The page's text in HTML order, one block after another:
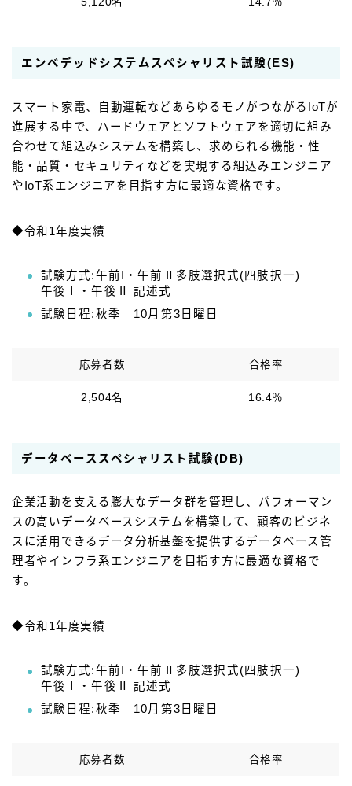
エンベデッドシステムスペシャリスト試験(ES)
スマート家電、自動運転などあらゆるモノがつながるIoTが
進展する中で、ハードウェアとソフトウェアを適切に組み
合わせて組込みシステムを構築し、求められる機能・性
能・品質・セキュリティなどを実現する組込みエンジニア
やIoT系エンジニアを目指す方に最適な資格です。
◆令和1年度実績
試験方式:午前I・午前Ⅱ多肢選択式(四肢択一)
午後Ⅰ・午後Ⅱ 記述式
試験日程:秋季 10月第3日曜日
応募者数 合格率
2,504名 16.4％
データベーススペシャリスト試験(DB)
企業活動を支える膨大なデータ群を管理し、パフォーマン
スの高いデータベースシステムを構築して、顧客のビジネ
スに活用できるデータ分析基盤を提供するデータベース管
理者やインフラ系エンジニアを目指す方に最適な資格で
す。
◆令和1年度実績
試験方式:午前I・午前Ⅱ多肢選択式(四肢択一)
午後Ⅰ・午後Ⅱ 記述式
試験日程:秋季 10月第3日曜日
応募者数 合格率